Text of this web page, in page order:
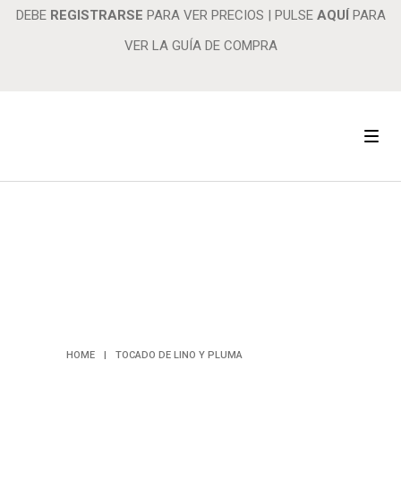
DEBE REGISTRARSE PARA VER PRECIOS | PULSE AQUÍ PARA
VER LA GUÍA DE COMPRA
HOME | TOCADO DE LINO Y PLUMA